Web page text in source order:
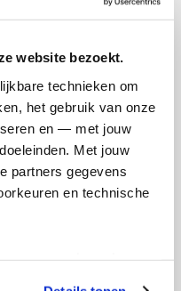
website bezoekt.
technieken om
het gebruik van onze
en — met jouw
Met jouw
partners gegevens
en technische